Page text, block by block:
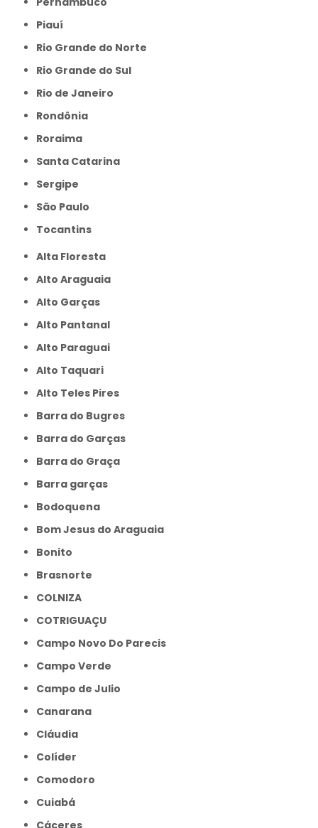
Piauí
Rio Grande do Norte
Rio Grande do Sul
Rio de Janeiro
Rondônia
Roraima
Santa Catarina
Sergipe
São Paulo
Tocantins
Alta Floresta
Alto Araguaia
Alto Garças
Alto Pantanal
Alto Paraguai
Alto Taquari
Alto Teles Pires
Barra do Bugres
Barra do Garças
Barra do Graça
Barra garças
Bodoquena
Bom Jesus do Araguaia
Bonito
Brasnorte
COLNIZA
COTRIGUAÇU
Campo Novo Do Parecis
Campo Verde
Campo de Julio
Canarana
Cláudia
Colíder
Comodoro
Cuiabá
Cáceres